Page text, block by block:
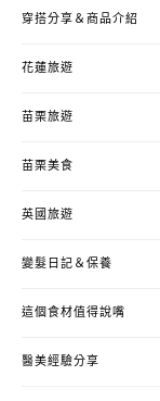
穿搭分享＆商品介紹
花蓮旅遊
苗栗旅遊
苗栗美食
英國旅遊
變髮日記＆保養
這個食材值得說嘴
醫美經驗分享